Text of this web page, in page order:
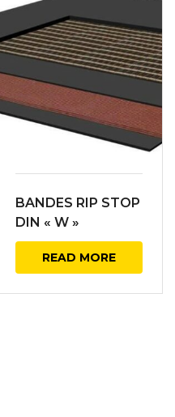
BANDES RIP STOP
DIN « W »
READ MORE